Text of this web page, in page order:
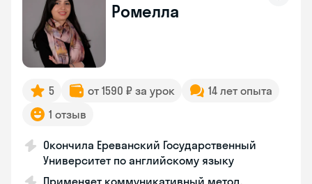
Ромелла
5 от 1590 ₽ за урок
14 лет опыта
1 отзыв
Окончила Ереванский Государственный
Университет по английскому языку
Применяет коммуникативный метод,